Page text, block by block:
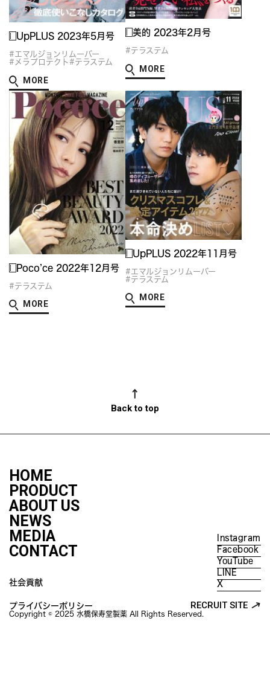
UpPLUS 2023年5月号
#エマルジョンリムーバー
#メラプロテクト#テラステム
MORE
美的 2023年2月号
#テラステム
MORE
Poco’ce 2022年12月号
#テラステム
MORE
UpPLUS 2022年11月号
#エマルジョンリムーバー
#テラステム
MORE
Back to top
HOME
PRODUCT
ABOUT US
NEWS
MEDIA
CONTACT
社会貢献
プライバシーポリシー
Instagram
Facebook
YouTube
LINE
X
RECRUIT SITE
Copyright © 2025 水橋保寿堂製薬 All Rights Reserved.